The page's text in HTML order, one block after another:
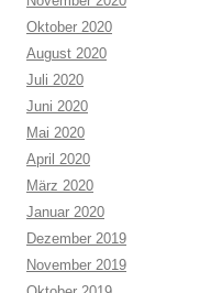
Oktober 2020
August 2020
Juli 2020
Juni 2020
Mai 2020
April 2020
März 2020
Januar 2020
Dezember 2019
November 2019